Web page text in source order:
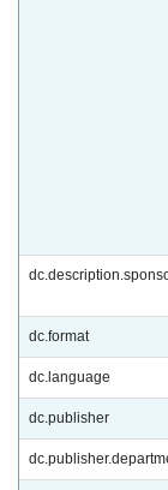
dc.format
dc.language
dc.publisher